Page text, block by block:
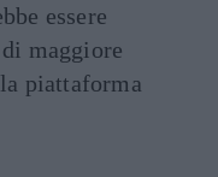
essere
maggiore
piattaforma